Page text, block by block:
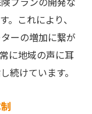
。これにより、
ーの増加に繋が
に地域の声に耳
続けています。